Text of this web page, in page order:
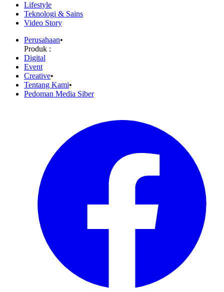
Lifestyle
Teknologi & Sains
Video Story
Perusahaan•
Produk :
Digital
Event
Creative•
Tentang Kami•
Pedoman Media Siber